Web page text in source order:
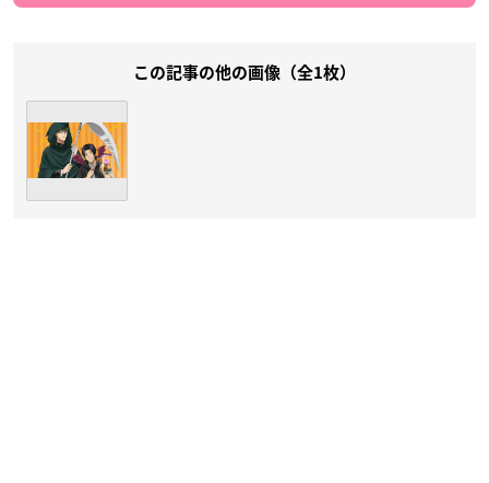
この記事の他の画像（全1枚）